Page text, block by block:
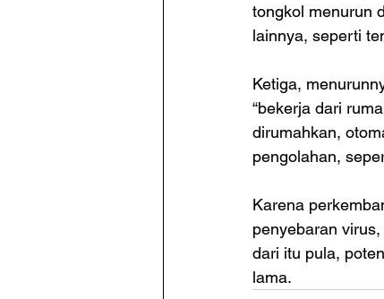
tongkol menurun
lainnya, seperti
Ketiga,
“bekerja dari
dirumahkan,
pengolahan,
Karena
penyebaran
dari itu pula,
lama.